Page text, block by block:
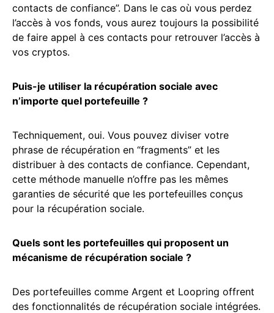
contacts de confiance”. Dans le cas où vous perdez
l’accès à vos fonds, vous aurez toujours la possibilité
de faire appel à ces contacts pour retrouver l’accès à
vos cryptos.
Puis-je utiliser la récupération sociale avec
n’importe quel portefeuille ?
Techniquement, oui. Vous pouvez diviser votre
phrase de récupération en “fragments” et les
distribuer à des contacts de confiance. Cependant,
cette méthode manuelle n’offre pas les mêmes
garanties de sécurité que les portefeuilles conçus
pour la récupération sociale.
Quels sont les portefeuilles qui proposent un
mécanisme de récupération sociale ?
Des portefeuilles comme Argent et Loopring offrent
des fonctionnalités de récupération sociale intégrées.